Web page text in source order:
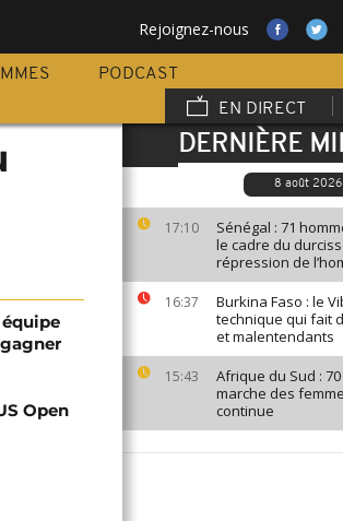
Rejoignez-nous
PODCAST
EN DIRECT
DERNIÈRE
8 août 2026
17:10
Sénégal : 71
le cadre du
répression de
16:37
Burkina Faso : le
technique qui fait
et malentendants
15:43
Afrique du Sud :
marche des
continue
Open